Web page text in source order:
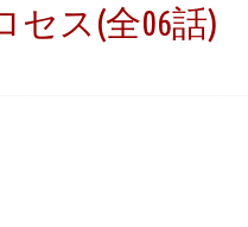
セス(全06話)